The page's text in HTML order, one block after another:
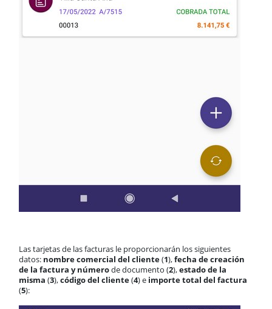
Las tarjetas de las facturas le proporcionarán los siguientes
datos: nombre comercial del cliente(1),fecha de creación
de la factura y númerode documento (2),estado de la
misma (3),código del cliente(4) e importe total del factura
(5):